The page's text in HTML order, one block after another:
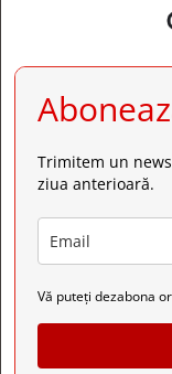
Trimitem un
ziua anterioară.
Vă puteți dezabona